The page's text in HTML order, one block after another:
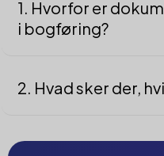
1. Hvorfor er
i bogføring?
2. Hvad sker der,